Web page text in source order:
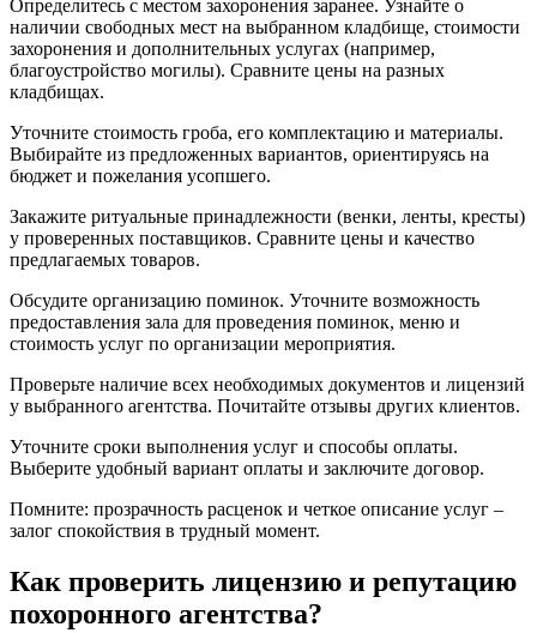
Определитесь с местом захоронения заранее. Узнайте о
наличии свободных мест на выбранном кладбище, стоимости
захоронения и дополнительных услугах (например,
благоустройство могилы). Сравните цены на разных
кладбищах.
Уточните стоимость гроба, его комплектацию и материалы.
Выбирайте из предложенных вариантов, ориентируясь на
бюджет и пожелания усопшего.
Закажите ритуальные принадлежности (венки, ленты, кресты)
у проверенных поставщиков. Сравните цены и качество
предлагаемых товаров.
Обсудите организацию поминок. Уточните возможность
предоставления зала для проведения поминок, меню и
стоимость услуг по организации мероприятия.
Проверьте наличие всех необходимых документов и лицензий
у выбранного агентства. Почитайте отзывы других клиентов.
Уточните сроки выполнения услуг и способы оплаты.
Выберите удобный вариант оплаты и заключите договор.
Помните: прозрачность расценок и четкое описание услуг –
залог спокойствия в трудный момент.
Как проверить лицензию и репутацию
похоронного агентства?